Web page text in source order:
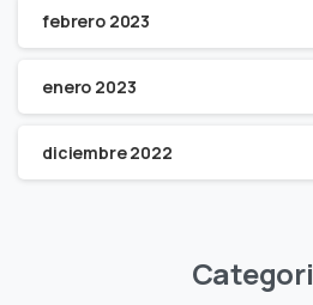
febrero 2023
enero 2023
diciembre 2022